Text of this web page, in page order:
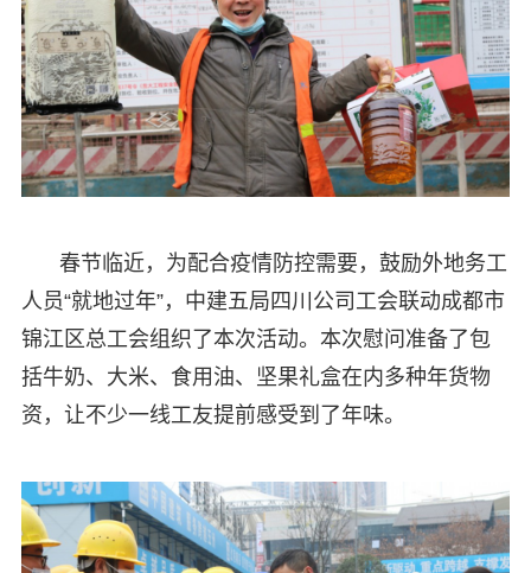
春节临近，为配合疫情防控需要，鼓励外地务工
人员“就地过年”，中建五局四川公司工会联动成都市
锦江区总工会组织了本次活动。本次慰问准备了包
括牛奶、大米、食用油、坚果礼盒在内多种年货物
资，让不少一线工友提前感受到了年味。